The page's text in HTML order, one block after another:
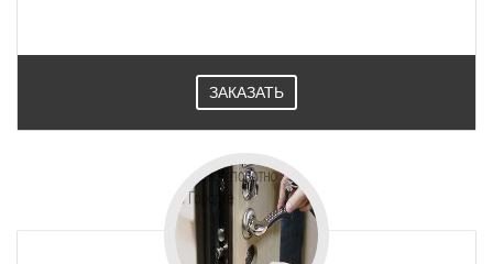
ЗАКАЗАТЬ